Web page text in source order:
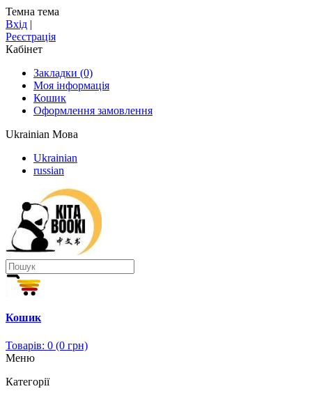
Темна тема
Вхід |
Реєстрація
Кабінет
Закладки (0)
Моя інформація
Кошик
Оформлення замовлення
Ukrainian Мова
Ukrainian
russian
Кошик
Товарів: 0 (0 грн)
Меню
Категорії